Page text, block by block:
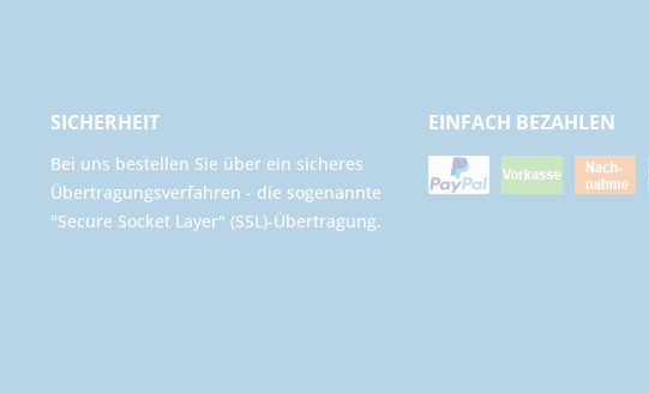
SICHERHEIT
Bei uns bestellen Sie über ein sicheres
Übertragungsverfahren - die sogenannte
"Secure Socket Layer" (SSL)-Übertragung.
EINFACH BEZAHLEN